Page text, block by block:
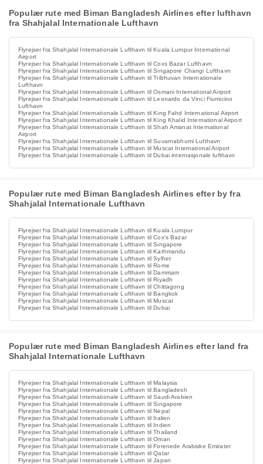
Populær rute med Biman Bangladesh Airlines efter lufthavn
fra Shahjalal Internationale Lufthavn
Flyrejser fra Shahjalal Internationale Lufthavn til Kuala Lumpur International
Airport
Flyrejser fra Shahjalal Internationale Lufthavn til Coxs Bazar Lufthavn
Flyrejser fra Shahjalal Internationale Lufthavn til Singapore Changi Lufthavn
Flyrejser fra Shahjalal Internationale Lufthavn til Tribhuvan Internationale
Lufthavn
Flyrejser fra Shahjalal Internationale Lufthavn til Osmani International Airport
Flyrejser fra Shahjalal Internationale Lufthavn til Leonardo da Vinci Fiumicino
Lufthavn
Flyrejser fra Shahjalal Internationale Lufthavn til King Fahd International Airport
Flyrejser fra Shahjalal Internationale Lufthavn til King Khalid International Airport
Flyrejser fra Shahjalal Internationale Lufthavn til Shah Amanat International
Airport
Flyrejser fra Shahjalal Internationale Lufthavn til Suvarnabhumi Lufthavn
Flyrejser fra Shahjalal Internationale Lufthavn til Muscat International Airport
Flyrejser fra Shahjalal Internationale Lufthavn til Dubai internasjonale lufthavn
Populær rute med Biman Bangladesh Airlines efter by fra
Shahjalal Internationale Lufthavn
Flyrejser fra Shahjalal Internationale Lufthavn til Kuala Lumpur
Flyrejser fra Shahjalal Internationale Lufthavn til Cox's Bazar
Flyrejser fra Shahjalal Internationale Lufthavn til Singapore
Flyrejser fra Shahjalal Internationale Lufthavn til Kathmandu
Flyrejser fra Shahjalal Internationale Lufthavn til Sylhet
Flyrejser fra Shahjalal Internationale Lufthavn til Rome
Flyrejser fra Shahjalal Internationale Lufthavn til Dammam
Flyrejser fra Shahjalal Internationale Lufthavn til Riyadh
Flyrejser fra Shahjalal Internationale Lufthavn til Chittagong
Flyrejser fra Shahjalal Internationale Lufthavn til Bangkok
Flyrejser fra Shahjalal Internationale Lufthavn til Muscat
Flyrejser fra Shahjalal Internationale Lufthavn til Dubai
Populær rute med Biman Bangladesh Airlines efter land fra
Shahjalal Internationale Lufthavn
Flyrejser fra Shahjalal Internationale Lufthavn til Malaysia
Flyrejser fra Shahjalal Internationale Lufthavn til Bangladesh
Flyrejser fra Shahjalal Internationale Lufthavn til Saudi Arabien
Flyrejser fra Shahjalal Internationale Lufthavn til Singapore
Flyrejser fra Shahjalal Internationale Lufthavn til Nepal
Flyrejser fra Shahjalal Internationale Lufthavn til Italien
Flyrejser fra Shahjalal Internationale Lufthavn til Indien
Flyrejser fra Shahjalal Internationale Lufthavn til Thailand
Flyrejser fra Shahjalal Internationale Lufthavn til Oman
Flyrejser fra Shahjalal Internationale Lufthavn til Forenede Arabiske Emirater
Flyrejser fra Shahjalal Internationale Lufthavn til Qatar
Flyrejser fra Shahjalal Internationale Lufthavn til Japan